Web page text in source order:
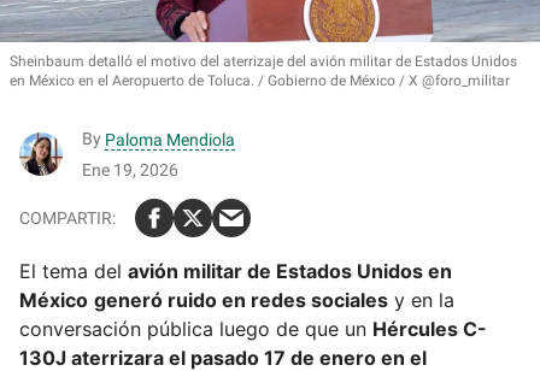
Sheinbaum detalló el motivo del aterrizaje del avión militar de Estados Unidos
en México en el Aeropuerto de Toluca.
Gobierno de México / X @foro_militar
By Paloma Mendiola
Ene 19, 2026
El tema del avión militar de Estados Unidos en
México generó ruido en redes sociales y en la
conversación pública luego de que un Hércules C-
130J aterrizara el pasado 17 de enero en el